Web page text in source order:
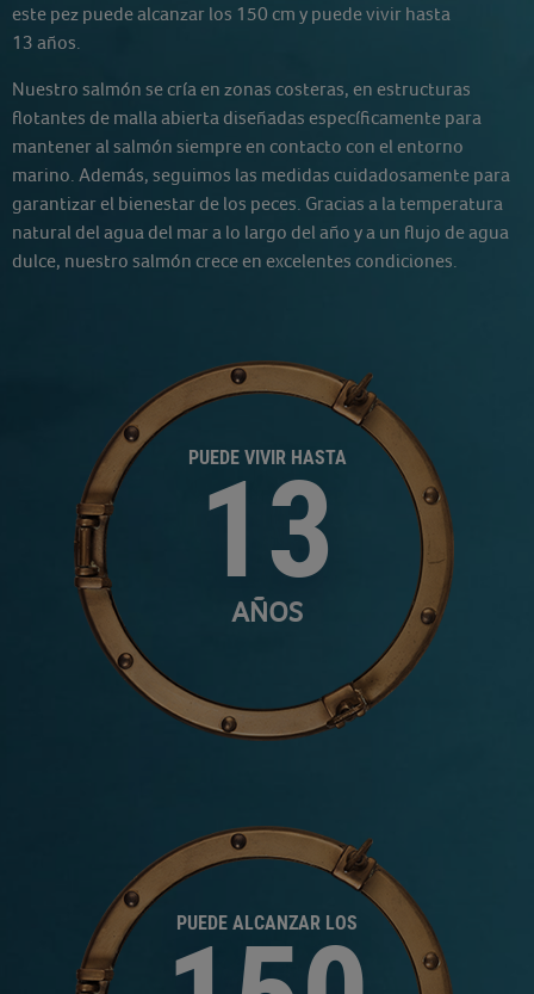
este pez puede alcanzar los 150 cm y puede vivir hasta
13 años.
Nuestro salmón se cría en zonas costeras, en estructuras
flotantes de malla abierta diseñadas específicamente para
mantener al salmón siempre en contacto con el entorno
marino. Además, seguimos las medidas cuidadosamente para
garantizar el bienestar de los peces. Gracias a la temperatura
natural del agua del mar a lo largo del año y a un flujo de agua
dulce, nuestro salmón crece en excelentes condiciones.
PUEDE VIVIR HASTA
13
AÑOS
PUEDE ALCANZAR LOS